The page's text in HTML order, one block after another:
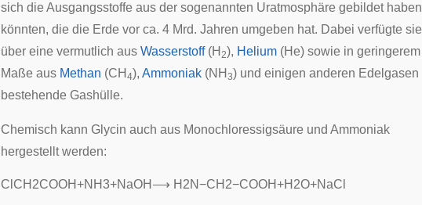
sich die Ausgangsstoffe aus der sogenannten Uratmosphäre gebildet haben
könnten, die die Erde vor ca. 4 Mrd. Jahren umgeben hat. Dabei verfügte sie
über eine vermutlich aus Wasserstoff(H 2), Helium (He) sowie in geringerem
Maße aus Methan (CH 4), Ammoniak (NH 3) und einigen anderen Edelgasen
bestehende Gashülle.
Chemisch kann Glycin auch aus Monochloressigsäure und Ammoniak
hergestellt werden:
C CH 2COOH+N H3+NaOH ⟶ H 2N−CH 2−COOH+H 2O+NaC